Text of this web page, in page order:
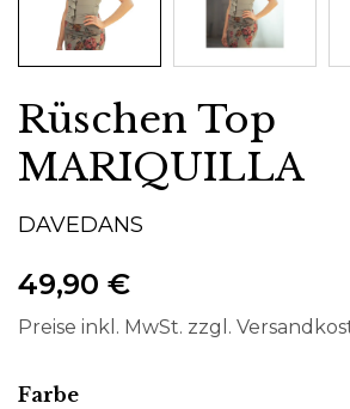
Rüschen Top
MARIQUILLA
DAVEDANS
49,90 €
Preise inkl. MwSt. zzgl.
Farbeauswählen